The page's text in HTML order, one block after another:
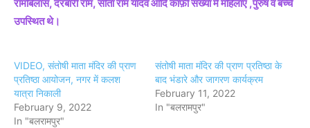
रामबिलास, दरबारी राम, सीता राम यादव आदि काफ़ी संख्या में महिलाएं ,पुरुष व बच्चें
उपस्थित थे।
VIDEO, संतोषी माता मंदिर की प्राण
प्रतिष्ठा आयोजन, नगर में कलश
यात्रा निकाली
February 9, 2022
In "बलरामपुर"
संतोषी माता मंदिर की प्राण प्रतिष्ठा के
बाद भंडारे और जागरण कार्यक्रम
February 11, 2022
In "बलरामपुर"